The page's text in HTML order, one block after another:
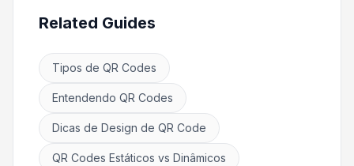
Related Guides
Tipos de QR Codes
Entendendo QR Codes
Dicas de Design de QR Code
QR Codes Estáticos vs Dinâmicos